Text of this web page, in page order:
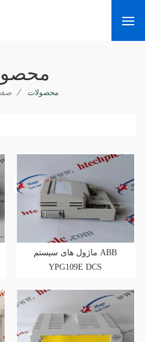
/ محصولات
ماژول های سیستم ABB
YPG109E DCS